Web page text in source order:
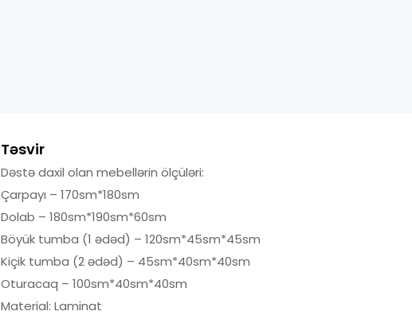
Təsvir
Dəstə daxil olan mebellərin ölçüləri:
Çarpayı – 170sm*180sm
Dolab – 180sm*190sm*60sm
Böyük tumba (1 ədəd) – 120sm*45sm*45sm
Kiçik tumba (2 ədəd) – 45sm*40sm*40sm
Oturacaq – 100sm*40sm*40sm
Material: Laminat